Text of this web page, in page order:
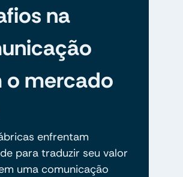
na
o mercado
enfrentam
para traduzir seu valor
uma comunicação